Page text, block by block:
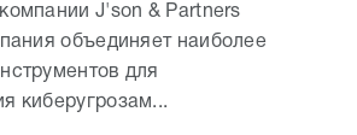
J'son & Partners
объединяет наиболее
для
киберугрозам...